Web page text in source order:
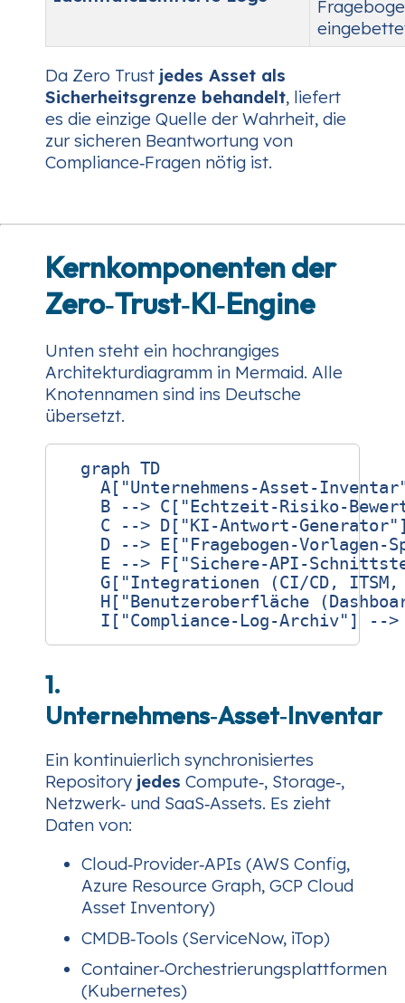
Da Zero Trust jedes Asset als
Sicherheitsgrenze behandelt, liefert
es die einzige Quelle der Wahrheit, die
zur sicheren Beantwortung von
Compliance‑Fragen nötig ist.
Kernkomponenten der
Zero‑Trust‑KI‑Engine
Unten steht ein hochrangiges
Architekturdiagramm in Mermaid. Alle
Knotennamen sind ins Deutsche
übersetzt.
  graph TD
B -->
C -->
D -->
E -->
G["Integrationen (CI/CD, ITSM,
H["Benutzeroberfläche
1.
Unternehmens‑Asset‑Inventar
Ein kontinuierlich synchronisiertes
Repository jedes Compute‑, Storage‑,
Netzwerk‑ und SaaS‑Assets. Es zieht
Daten von:
Cloud‑Provider‑APIs (AWS Config,
Azure Resource Graph, GCP Cloud
Asset Inventory)
CMDB‑Tools (ServiceNow, iTop)
Container‑Orchestrierungsplattformen
(Kubernetes)